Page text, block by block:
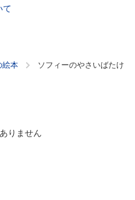
て
絵本 ソフィーのやさいばたけ
りません